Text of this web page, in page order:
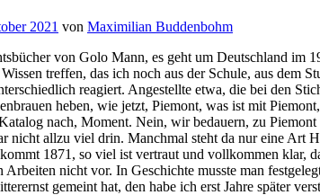
2021 von Maximilian Buddenbohm
von Golo Mann, es geht um Deutschland im
treffen, das ich noch aus der Schule, aus dem
reagiert. Angestellte etwa, die bei den
heben, wie jetzt, Piemont, was ist mit
nach, Moment. Nein, wir bedauern, zu
nicht allzu viel drin. Manchmal steht da nur eine Art
1871, so viel ist vertraut und vollkommen klar,
Arbeiten nicht vor. In Geschichte musste man
gemeint hat, den habe ich erst Jahre später